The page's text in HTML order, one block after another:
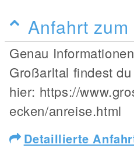
Anfahrt
Genau
Großarltal findest du
hier: https://
ecken/anreise.html
Detaillierte